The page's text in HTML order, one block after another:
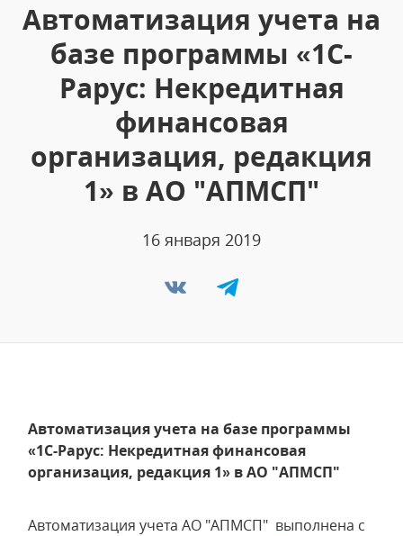
Автоматизация учета на
базе программы «1С-
Рарус: Некредитная
финансовая
организация, редакция
1» в АО "АПМСП"
16 января 2019
Автоматизация учета на базе программы
«1С-Рарус: Некредитная финансовая
организация, редакция 1» в АО "АПМСП"
Автоматизация учета АО "АПМСП" выполнена с